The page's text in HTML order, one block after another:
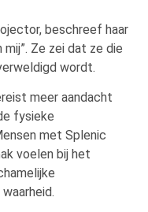
beschreef haar
Ze zei dat ze die
wordt.
meer aandacht
fysieke
met Splenic
voelen bij het